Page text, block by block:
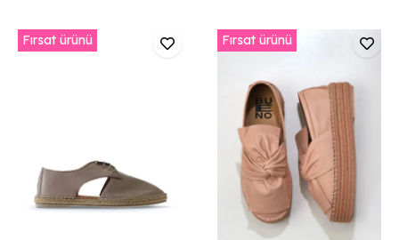
Fırsat ürünü Fırsat ürünü